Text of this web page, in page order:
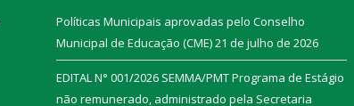
Políticas Municipais aprovadas pelo Conselho
Municipal de Educação (CME)21 de julho de 2026
EDITAL N° 001/2026 SEMMA/PMT Programa de Estágio
não remunerado, administrado pela Secretaria